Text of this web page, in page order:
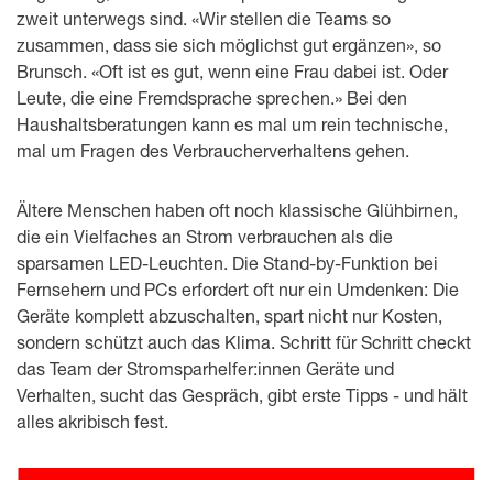
zweit unterwegs sind. «Wir stellen die Teams so
zusammen, dass sie sich möglichst gut ergänzen», so
Brunsch. «Oft ist es gut, wenn eine Frau dabei ist. Oder
Leute, die eine Fremdsprache sprechen.» Bei den
Haushaltsberatungen kann es mal um rein technische,
mal um Fragen des Verbraucherverhaltens gehen.
Ältere Menschen haben oft noch klassische Glühbirnen,
die ein Vielfaches an Strom verbrauchen als die
sparsamen LED-Leuchten. Die Stand-by-Funktion bei
Fernsehern und PCs erfordert oft nur ein Umdenken: Die
Geräte komplett abzuschalten, spart nicht nur Kosten,
sondern schützt auch das Klima. Schritt für Schritt checkt
das Team der Stromsparhelfer:innen Geräte und
Verhalten, sucht das Gespräch, gibt erste Tipps - und hält
alles akribisch fest.